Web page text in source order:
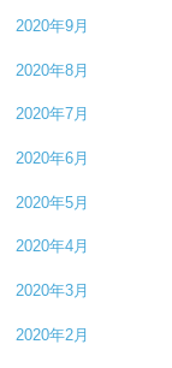
2020年9月
2020年8月
2020年7月
2020年6月
2020年5月
2020年4月
2020年3月
2020年2月